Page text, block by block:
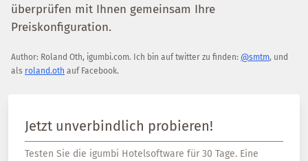
überprüfen mit Ihnen gemeinsam Ihre
Preiskonfiguration.
Author: Roland Oth, igumbi.com. Ich bin auf twitter zu finden: @smtm, und
als roland.oth auf Facebook.
Jetzt unverbindlich probieren!
Testen Sie die igumbi Hotelsoftware für 30 Tage. Eine